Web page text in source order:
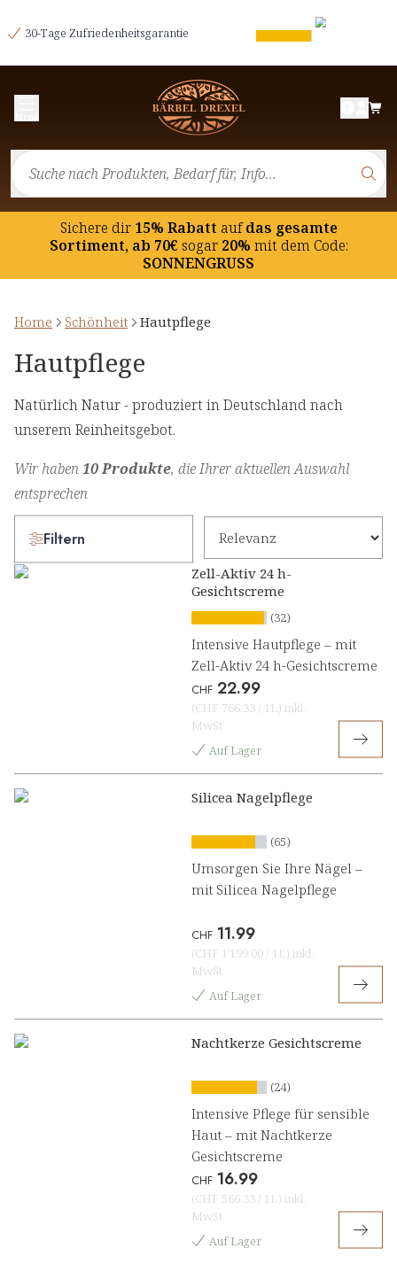
30-Tage Zufriedenheitsgarantie
Sichere dir15% Rabatt aufdas gesamte
Sortiment, ab 70€ sogar20% mit dem Code:
SONNENGRUSS
Home Schönheit Hautpflege
Hautpflege
Natürlich Natur - produziert in Deutschland nach
unserem Reinheitsgebot.
Wir haben10 Produkte, die Ihrer aktuellen Auswahl
entsprechen
Filtern
Zell-Aktiv 24 h-
Gesichtscreme
(32)
Intensive Hautpflege – mit
Zell-Aktiv 24 h-Gesichtscreme
CHF 22.99
(CHF 766.33 / 1L) inkl.
MwSt
Auf Lager
Silicea Nagelpflege
(65)
Umsorgen Sie Ihre Nägel –
mit Silicea Nagelpflege
CHF 11.99
(CHF 1'199.00 / 1L) inkl.
MwSt
Auf Lager
Nachtkerze Gesichtscreme
(24)
Intensive Pflege für sensible
Haut – mit Nachtkerze
Gesichtscreme
CHF 16.99
(CHF 566.33 / 1L) inkl.
MwSt
Auf Lager